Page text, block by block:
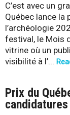
C’est avec un
Québec lance la
l’archéologie
festival, le Mois
vitrine où un
visibilité à l’...
Prix du